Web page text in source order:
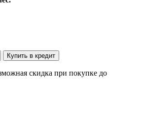
Купить в кредит
скидка при покупке до